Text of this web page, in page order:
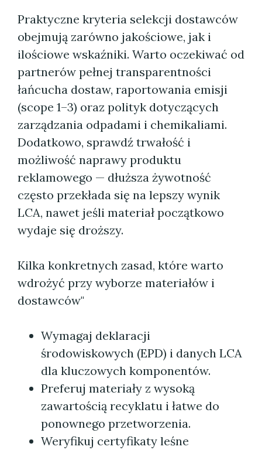
Praktyczne kryteria selekcji dostawców
obejmują zarówno jakościowe, jak i
ilościowe wskaźniki. Warto oczekiwać od
partnerów pełnej transparentności
łańcucha dostaw, raportowania emisji
(scope 1–3) oraz polityk dotyczących
zarządzania odpadami i chemikaliami.
Dodatkowo, sprawdź trwałość i
możliwość naprawy produktu
reklamowego — dłuższa żywotność
często przekłada się na lepszy wynik
LCA, nawet jeśli materiał początkowo
wydaje się droższy.
Kilka konkretnych zasad, które warto
wdrożyć przy wyborze materiałów i
dostawców"
Wymagaj deklaracji
środowiskowych (EPD) i danych LCA
dla kluczowych komponentów.
Preferuj materiały z wysoką
zawartością recyklatu i łatwe do
ponownego przetworzenia.
Weryfikuj certyfikaty leśne